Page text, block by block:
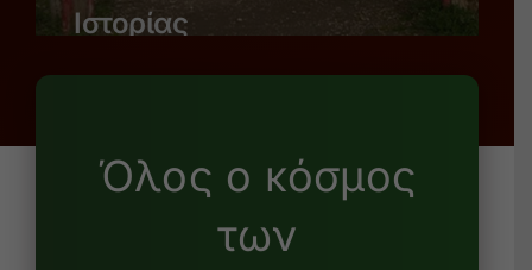
Ιστορίας
Όλος ο κόσμος
των